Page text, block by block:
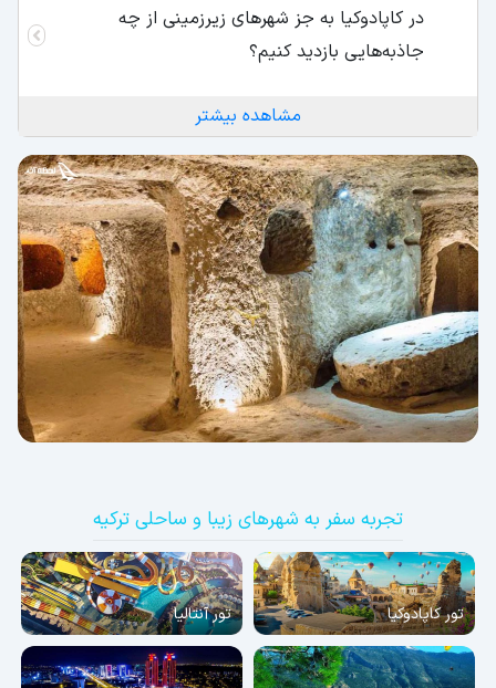
در کاپادوکیا به جز شهرهای زیرزمینی از چه
جاذبه‌هایی بازدید کنیم؟
مشاهده بیشتر
تجربه سفر به شهرهای زیبا و ساحلی ترکیه
تور کاپادوکیا تور آنتالیا